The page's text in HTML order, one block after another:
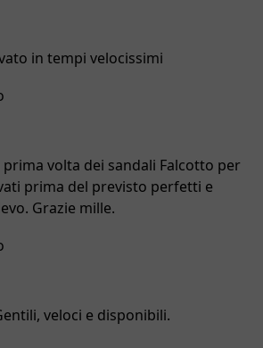
in tempi velocissimi
volta dei sandali Falcotto per
prima del previsto perfetti e
Grazie mille.
veloci e disponibili.